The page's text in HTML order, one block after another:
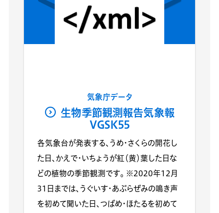
気象庁データ
生物季節観測報告気象報
VGSK55
各気象台が発表する、うめ・さくらの開花し
た日、かえで・いちょうが紅（黄）葉した日な
どの植物の季節観測です。 ※2020年12月
31日までは、うぐいす・あぶらぜみの鳴き声
を初めて聞いた日、つばめ・ほたるを初めて